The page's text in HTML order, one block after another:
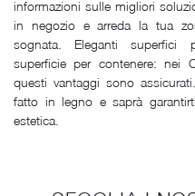
informazioni sulle migliori
in negozio e arreda la tua
sognata. Eleganti superfici
superficie per contenere: nei
questi vantaggi sono
fatto in legno e saprà
estetica.